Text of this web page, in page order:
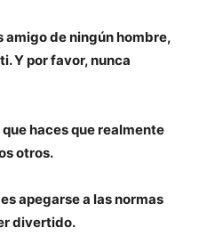
amigo de ningún hombre,
Y por favor, nunca
haces que realmente
otros.
apegarse a las normas
divertido.